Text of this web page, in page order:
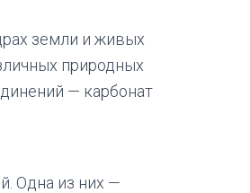
земли и живых
природных
— карбонат
Одна из них —